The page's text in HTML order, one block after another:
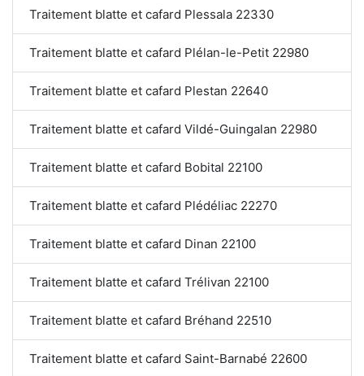
Traitement blatte et cafard Plessala 22330
Traitement blatte et cafard Plélan-le-Petit 22980
Traitement blatte et cafard Plestan 22640
Traitement blatte et cafard Vildé-Guingalan 22980
Traitement blatte et cafard Bobital 22100
Traitement blatte et cafard Plédéliac 22270
Traitement blatte et cafard Dinan 22100
Traitement blatte et cafard Trélivan 22100
Traitement blatte et cafard Bréhand 22510
Traitement blatte et cafard Saint-Barnabé 22600